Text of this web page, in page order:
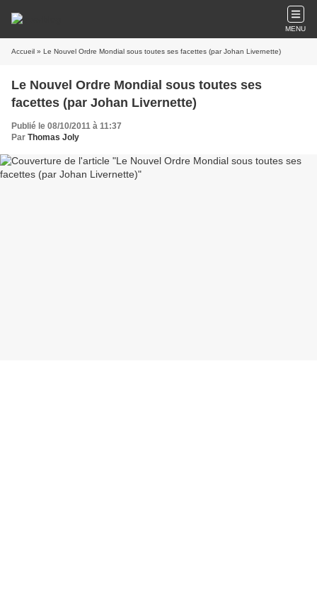
MENU
Accueil » Le Nouvel Ordre Mondial sous toutes ses facettes (par Johan Livernette)
Le Nouvel Ordre Mondial sous toutes ses
facettes (par Johan Livernette)
Publié le 08/10/2011 à 11:37
Par Thomas Joly